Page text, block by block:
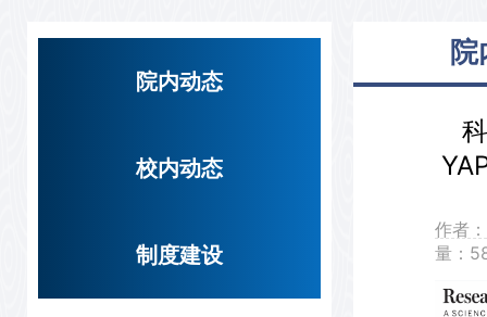
院内动态
校内动态
制度建设
作者
量：